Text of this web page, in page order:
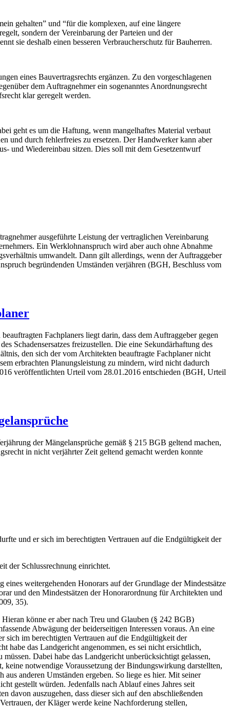
gehalten” und “für die komplexen, auf eine längere
sondern der Vereinbarung der Parteien und der
sie deshalb einen besseren Verbraucherschutz für Bauherren.
eines Bauvertragsrechts ergänzen. Zu den vorgeschlagenen
dem Auftragnehmer ein sogenanntes Anordnungsrecht
klar geregelt werden.
geht es um die Haftung, wenn mangelhaftes Material verbaut
und durch fehlerfreies zu ersetzen. Der Handwerker kann aber
und Wiedereinbau sitzen. Dies soll mit dem Gesetzentwurf
ausgeführte Leistung der vertraglichen Vereinbarung
Ein Werklohnanspruch wird aber auch ohne Abnahme
umwandelt. Dann gilt allerdings, wenn der Auftraggeber
begründenden Umständen verjähren (BGH, Beschluss vom
Fachplaners liegt darin, dass dem Auftraggeber gegen
Schadensersatzes freizustellen. Die eine Sekundärhaftung des
den sich der vom Architekten beauftragte Fachplaner nicht
erbrachten Planungsleistung zu mindern, wird nicht dadurch
veröffentlichten Urteil vom 28.01.2016 entschieden (BGH, Urteil
der Mängelansprüche gemäß § 215 BGB geltend machen,
in nicht verjährter Zeit geltend gemacht werden konnte
und er sich im berechtigten Vertrauen auf die Endgültigkeit der
der Schlussrechnung einrichtet.
weitergehenden Honorars auf der Grundlage der Mindestsätze
und den Mindestsätzen der Honorarordnung für Architekten und
35).
könne er aber nach Treu und Glauben (§ 242 BGB)
Abwägung der beiderseitigen Interessen voraus. An eine
sich im berechtigten Vertrauen auf die Endgültigkeit der
habe das Landgericht angenommen, es sei nicht ersichtlich,
Dabei habe das Landgericht unberücksichtigt gelassen,
notwendige Voraussetzung der Bindungswirkung darstellten,
anderen Umständen ergeben. So liege es hier. Mit seiner
gestellt würden. Jedenfalls nach Ablauf eines Jahres seit
davon auszugehen, dass dieser sich auf den abschließenden
der Kläger werde keine Nachforderung stellen,